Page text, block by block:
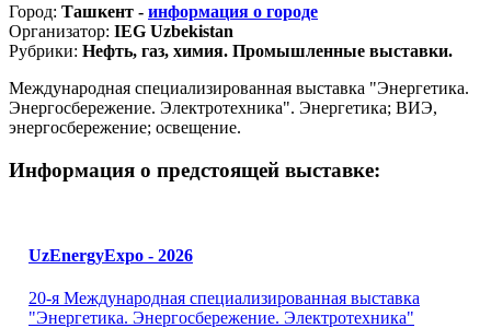
Город: Ташкент - информация о городе
Организатор: IEG Uzbekistan
Рубрики: Нефть, газ, химия. Промышленные выставки.
Международная специализированная выставка "Энергетика.
Энергосбережение. Электротехника". Энергетика; ВИЭ,
энергосбережение; освещение.
Информация о предстоящей выставке:
UzEnergyExpo - 2026
20-я Международная специализированная выставка
"Энергетика. Энергосбережение. Электротехника"